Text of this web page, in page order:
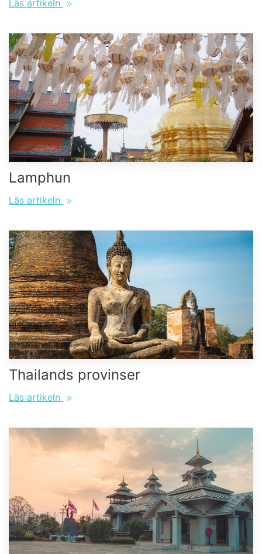
Läs artikeln
Lamphun
Läs artikeln
Thailands provinser
Läs artikeln